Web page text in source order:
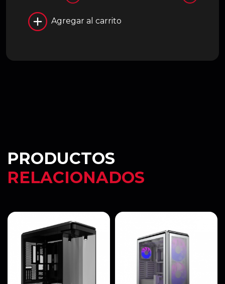
Agregar al carrito
PRODUCTOS
RELACIONADOS